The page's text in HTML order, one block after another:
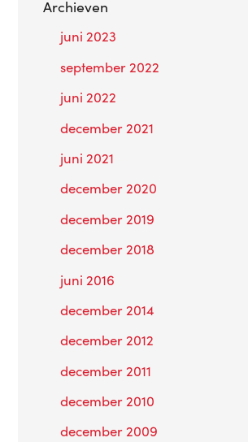
Archieven
juni 2023
september 2022
juni 2022
december 2021
juni 2021
december 2020
december 2019
december 2018
juni 2016
december 2014
december 2012
december 2011
december 2010
december 2009